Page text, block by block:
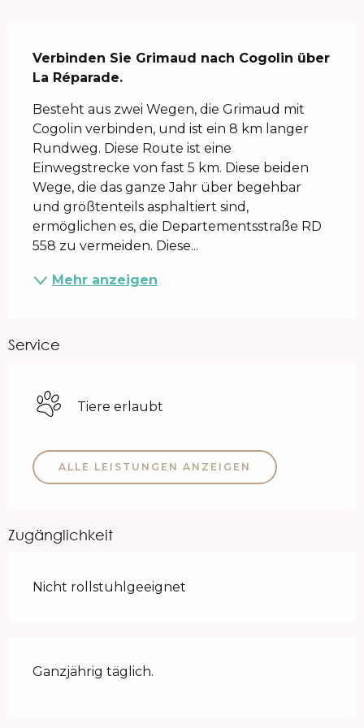
Verbinden Sie Grimaud nach Cogolin über
La Réparade.
Besteht aus zwei Wegen, die Grimaud mit
Cogolin verbinden, und ist ein 8 km langer
Rundweg. Diese Route ist eine
Einwegstrecke von fast 5 km. Diese beiden
Wege, die das ganze Jahr über begehbar
und größtenteils asphaltiert sind,
ermöglichen es, die Departementsstraße RD
558 zu vermeiden. Diese...
Mehr anzeigen
Service
Tiere erlaubt
ALLE LEISTUNGEN ANZEIGEN
Zugänglichkeit
Nicht rollstuhlgeeignet
Ganzjährig täglich.